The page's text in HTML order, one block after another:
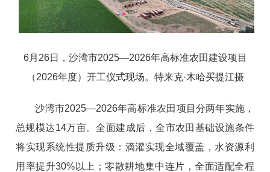
6月26日，沙湾市2025—2026年高标准农田建设项目
（2026年度）开工仪式现场。特来克·木哈买提江摄
沙湾市2025—2026年高标准农田项目分两年实施，
总规模达14万亩。全面建成后，全市农田基础设施条件
将实现系统性提质升级：滴灌实现全域覆盖，水资源利
用率提升30%以上；零散耕地集中连片，全面适配全程